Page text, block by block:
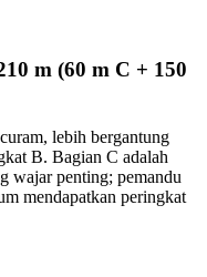
m (60 m C + 150
lebih bergantung
B. Bagian C adalah
wajar penting; pemandu
mendapatkan peringkat